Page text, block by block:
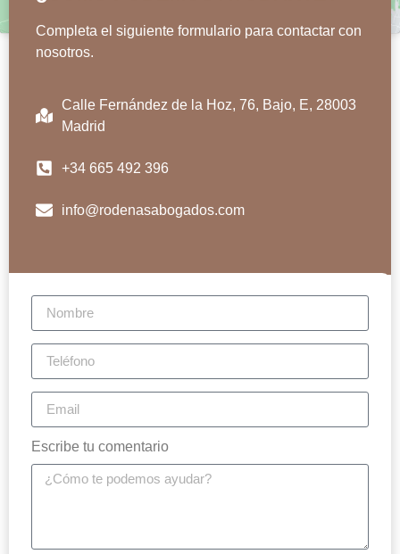
Completa el siguiente formulario para contactar con
nosotros.
Calle Fernández de la Hoz, 76, Bajo, E, 28003
Madrid
+34 665 492 396
info@rodenasabogados.com
Escribe tu comentario